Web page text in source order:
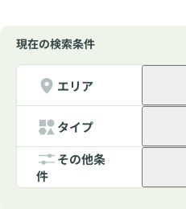
現在の検索条件
エリア
タイプ
その他条
件